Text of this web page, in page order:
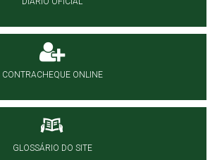
CONTRACHEQUE ONLINE
GLOSSÁRIO DO SITE